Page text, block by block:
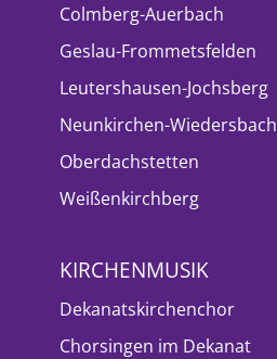
Colmberg-Auerbach
Geslau-Frommetsfelden
Leutershausen-Jochsberg
Neunkirchen-Wiedersbach
Oberdachstetten
Weißenkirchberg
KIRCHENMUSIK
Dekanatskirchenchor
Chorsingen im Dekanat